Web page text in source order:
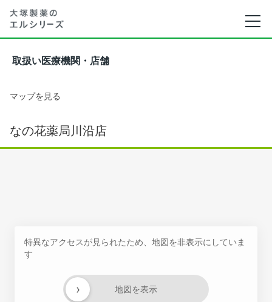
取扱い医療機関・店舗
マップを見る
なの花薬局川沿店
特異なアクセスが見られたため、地図を非表示にしていま
す
地図を表示
›